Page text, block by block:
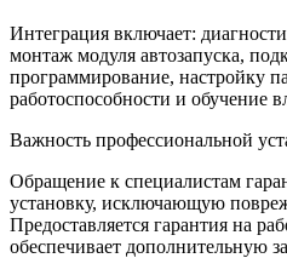
Интеграция включает:
монтаж модуля автозапуска,
программирование, настройку
работоспособности и обучение
Важность профессиональной
Обращение к специалистам
установку, исключающую
Предоставляется гарантия на
обеспечивает дополнительную